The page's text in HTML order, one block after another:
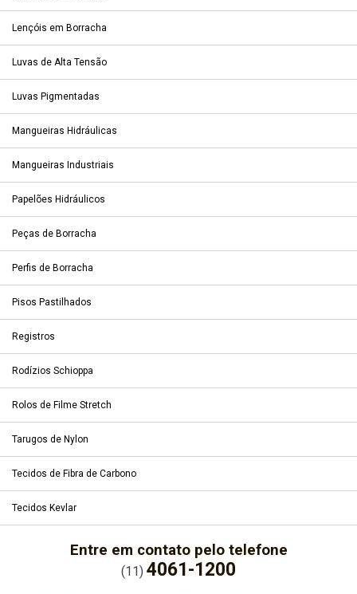
Lençóis em Borracha
Luvas de Alta Tensão
Luvas Pigmentadas
Mangueiras Hidráulicas
Mangueiras Industriais
Papelões Hidráulicos
Peças de Borracha
Perfis de Borracha
Pisos Pastilhados
Registros
Rodízios Schioppa
Rolos de Filme Stretch
Tarugos de Nylon
Tecidos de Fibra de Carbono
Tecidos Kevlar
Entre em contato pelo telefone
(11) 4061-1200